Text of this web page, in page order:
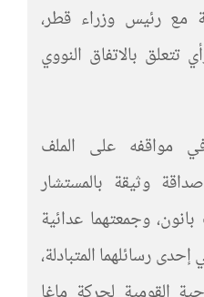
مع رئيس وزراء قطر،
تتعلق بالاتفاق النووي
مواقفه على الملف
وثيقة بالمستشار
وجمعتهما عدائية
رسائلهما المتبادلة،